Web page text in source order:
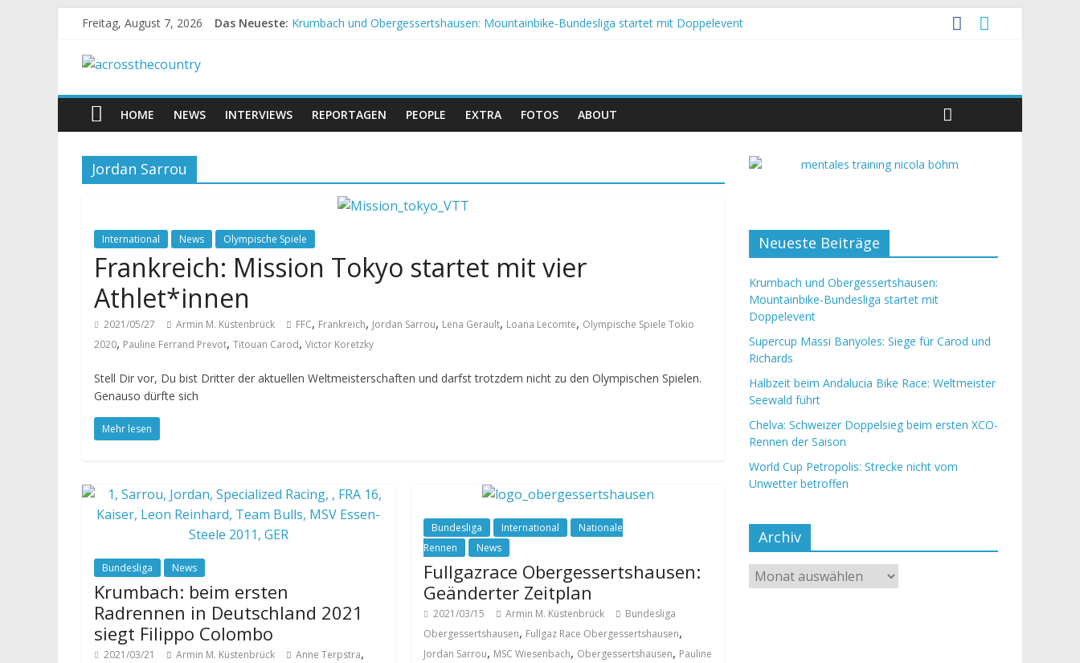
Freitag, August 7, 2026 Das Neueste: Krumbach und Obergessertshausen: Mountainbike-Bundesliga startet mit Doppelevent
World Cup Petropolis: Strecke nicht vom Unwetter betroffen
HOME
NEWS INTERVIEWS REPORTAGEN PEOPLE EXTRA FOTOS ABOUT
Jordan Sarrou
International News Olympische Spiele
Frankreich: Mission Tokyo startet mit vier
Athlet*innen
2021/05/27 Armin M. Küstenbrück FFC, Frankreich, Jordan Sarrou, Lena Gerault, Loana Lecomte, Olympische Spiele Tokio
2020, Pauline Ferrand Prevot, Titouan Carod, Victor Koretzky
Stell Dir vor, Du bist Dritter der aktuellen Weltmeisterschaften und darfst trotzdem nicht zu den Olympischen Spielen.
Genauso dürfte sich
Mehr lesen
Bundesliga News
Krumbach: beim ersten
Radrennen in Deutschland 2021
siegt Filippo Colombo
2021/03/21 Armin M. Küstenbrück Anne Terpstra,
Bundesliga International
Nationale
Rennen
News
Fullgazrace Obergessertshausen:
Geänderter Zeitplan
2021/03/15 Armin M. Küstenbrück
Bundesliga
Obergessertshausen, Fullgaz Race Obergessertshausen,
Jordan Sarrou, MSC Wiesenbach, Obergessertshausen, Pauline
Neueste Beiträge
Krumbach und Obergessertshausen:
Mountainbike-Bundesliga startet mit
Doppelevent
Supercup Massi Banyoles: Siege für Carod und
Richards
Halbzeit beim Andalucia Bike Race: Weltmeister
Seewald führt
Chelva: Schweizer Doppelsieg beim ersten XCO-
Rennen der Saison
World Cup Petropolis: Strecke nicht vom
Unwetter betroffen
Archiv